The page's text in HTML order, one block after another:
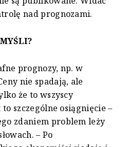
nad prognozami.
prognozy, np. w
nie spadają, ale
że to wszyscy
szczególne osiągnięcie –
zdaniem problem leży
– Po